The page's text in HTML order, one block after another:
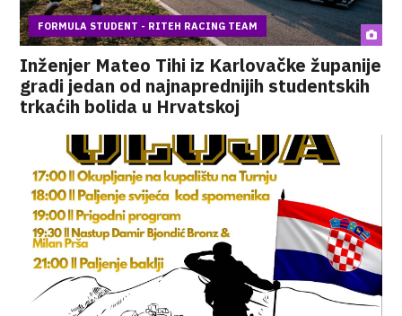
FORMULA STUDENT - RITEH RACING TEAM
Inženjer Mateo Tihi iz Karlovačke županije
gradi jedan od najnaprednijih studentskih
trkaćih bolida u Hrvatskoj